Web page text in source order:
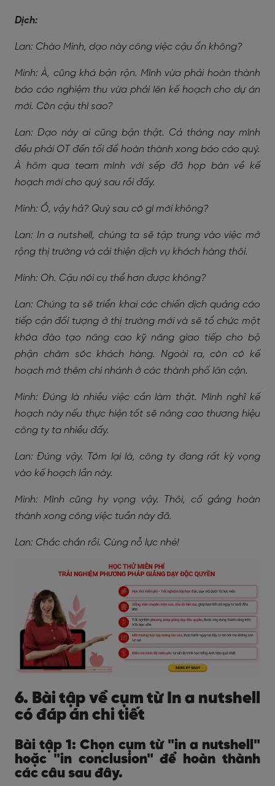
Dịch:
Lan: Chào Minh, dạo này công việc cậu ổn không?
Minh: À, cũng khá bận rộn. Mình vừa phải hoàn thành
báo cáo nghiệm thu vừa phải lên kế hoạch cho dự án
mới. Còn cậu thì sao?
Lan: Dạo này ai cũng bận thật. Cả tháng nay mình
đều phải OT đến tối để hoàn thành xong báo cáo quý.
À hôm qua team mình với sếp đã họp bàn về kế
hoạch mới cho quý sau rồi đấy.
Minh: Ồ, vậy hả? Quý sau có gì mới không?
Lan: In a nutshell, chúng ta sẽ tập trung vào việc mở
rộng thị trường và cải thiện dịch vụ khách hàng thôi.
Minh: Oh. Cậu nói cụ thể hơn được không?
Lan: Chúng ta sẽ triển khai các chiến dịch quảng cáo
tiếp cận đối tượng ở thị trường mới và sẽ tổ chức một
khóa đào tạo nâng cao kỹ năng giao tiếp cho bộ
phận chăm sóc khách hàng. Ngoài ra, còn có kế
hoạch mở thêm chi nhánh ở các thành phố lân cận.
Minh: Đúng là nhiều việc cần làm thật. Mình nghĩ kế
hoạch này nếu thực hiện tốt sẽ nâng cao thương hiệu
công ty ta nhiều đấy.
Lan: Đúng vậy. Tóm lại là, công ty đang rất kỳ vọng
vào kế hoạch lần này.
Minh: Mình cũng hy vọng vậy. Thôi, cố gắng hoàn
thành xong công việc tuần này đã.
Lan: Chắc chắn rồi. Cùng nỗ lực nhé!
6. Bài tập về cụm từ In a nutshell
có đáp án chi tiết
Bài tập 1: Chọn cụm từ "in a nutshell"
hoặc "in conclusion" để hoàn thành
các câu sau đây.